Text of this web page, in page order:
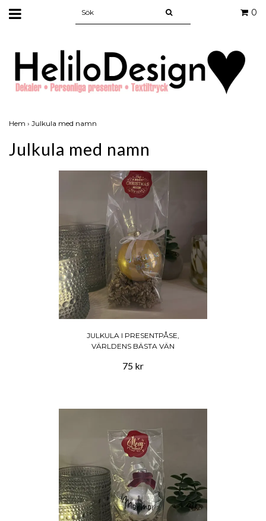
0
Hem › Julkula med namn
Julkula med namn
JULKULA I PRESENTPÅSE,
VÄRLDENS BÄSTA VÄN
75 kr